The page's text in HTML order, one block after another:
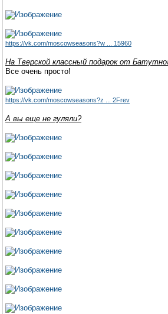
https://vk.com/moscowseasons?w ... 15960
На Тверской классный подарок от
Все очень просто!
https://vk.com/moscowseasons?z ... 2Frev
А вы еще не гуляли?